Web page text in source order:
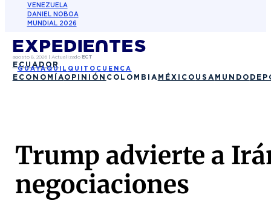
VENEZUELA
DANIEL NOBOA
MUNDIAL 2026
agosto 8, 2026| Actualizado ECT
ECUADOR
GUAYAQUIL QUITO CUENCA
ECONOMÍAOPINIÓN COLOMBIA MÉXICO USA MUNDO
Trump advierte a
negociaciones